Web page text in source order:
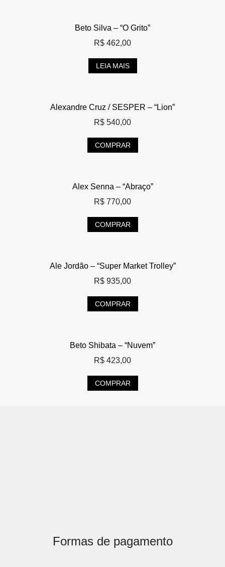
Beto Silva – “O Grito”
R$ 462,00
LEIA MAIS
Alexandre Cruz / SESPER – “Lion”
R$ 540,00
COMPRAR
Alex Senna – “Abraço”
R$ 770,00
COMPRAR
Ale Jordão – “Super Market Trolley”
R$ 935,00
COMPRAR
Beto Shibata – “Nuvem”
R$ 423,00
COMPRAR
Formas de pagamento